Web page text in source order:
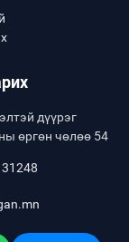
дүүрэг
өргөн чөлөө 54